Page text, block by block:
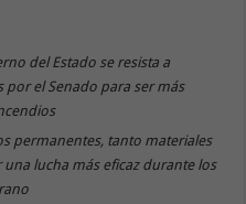
del Estado se resista a
el Senado para ser más
permanentes, tanto materiales
lucha más eficaz durante los